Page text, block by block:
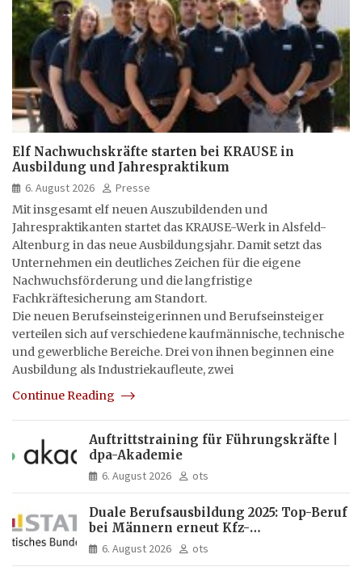
Elf Nachwuchskräfte starten bei KRAUSE in
Ausbildung und Jahrespraktikum
6. August 2026
Presse
Mit insgesamt elf neuen Auszubildenden und
Jahrespraktikanten startet das KRAUSE-Werk in Alsfeld-
Altenburg in das neue Ausbildungsjahr. Damit setzt das
Unternehmen ein deutliches Zeichen für die eigene
Nachwuchsförderung und die langfristige
Fachkräftesicherung am Standort.
Die neuen Berufseinsteigerinnen und Berufseinsteiger
verteilen sich auf verschiedene kaufmännische, technische
und gewerbliche Bereiche. Drei von ihnen beginnen eine
Ausbildung als Industriekaufleute, zwei
Continue Reading
Auftrittstraining für Führungskräfte |
dpa-Akademie
6. August 2026 ots
Duale Berufsausbildung 2025: Top-Beruf
bei Männern erneut Kfz-
Mechatroniker, bei Frauen
medizinische Fachangestellte
6. August 2026 ots